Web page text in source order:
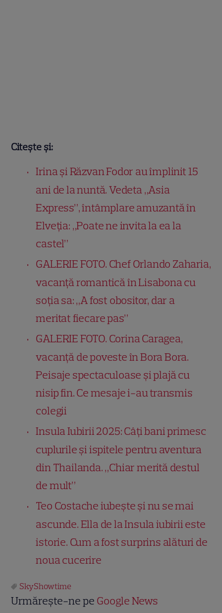
Citește și:
Irina și Răzvan Fodor au împlinit 15
ani de la nuntă. Vedeta „Asia
Express”, întâmplare amuzantă în
Elveția: „Poate ne invita la ea la
castel”
GALERIE FOTO. Chef Orlando Zaharia,
vacanță romantică în Lisabona cu
soția sa: „A fost obositor, dar a
meritat fiecare pas”
GALERIE FOTO. Corina Caragea,
vacanță de poveste în Bora Bora.
Peisaje spectaculoase și plajă cu
nisip fin. Ce mesaje i-au transmis
colegii
Insula Iubirii 2025: Câți bani primesc
cuplurile și ispitele pentru aventura
din Thailanda. „Chiar merită destul
de mult”
Teo Costache iubește și nu se mai
ascunde. Ella de la Insula iubirii este
istorie. Cum a fost surprins alături de
noua cucerire
SkyShowtime
Urmărește-ne pe Google News